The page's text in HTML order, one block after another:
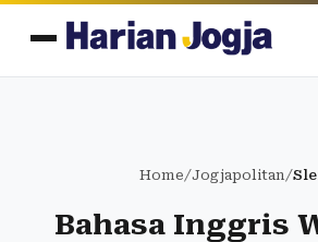
Home/Jogjapolitan/
Bahasa Inggris